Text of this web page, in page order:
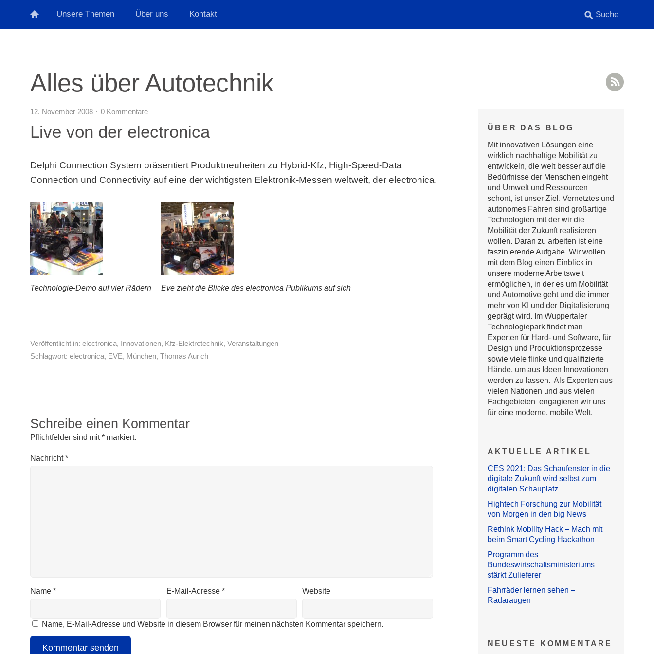
Unsere Themen Über uns Kontakt
Alles über Autotechnik
12. November 2008 0 Kommentare
Live von der electronica
Delphi Connection System präsentiert Produktneuheiten zu Hybrid-Kfz, High-Speed-Data
Connection und Connectivity auf eine der wichtigsten Elektronik-Messen weltweit, der electronica.
Technologie-Demo auf vier Rädern Eve zieht die Blicke des electronica Publikums auf sich
Veröffentlicht in: electronica, Innovationen, Kfz-Elektrotechnik, Veranstaltungen
Schlagwort: electronica, EVE, München, Thomas Aurich
Schreibe einen Kommentar
Pflichtfelder sind mit* markiert.
Nachricht*
Name * E-Mail-Adresse * Website
Name, E-Mail-Adresse und Website in diesem Browser für meinen nächsten Kommentar speichern.
ÜBER DAS BLOG
Mit innovativen Lösungen eine
wirklich nachhaltige Mobilität zu
entwickeln, die weit besser auf die
Bedürfnisse der Menschen eingeht
und Umwelt und Ressourcen
schont, ist unser Ziel. Vernetztes und
autonomes Fahren sind großartige
Technologien mit der wir die
Mobilität der Zukunft realisieren
wollen. Daran zu arbeiten ist eine
faszinierende Aufgabe. Wir wollen
mit dem Blog einen Einblick in
unsere moderne Arbeitswelt
ermöglichen, in der es um Mobilität
und Automotive geht und die immer
mehr von KI und der Digitalisierung
geprägt wird. Im Wuppertaler
Technologiepark findet man
Experten für Hard- und Software, für
Design und Produktionsprozesse
sowie viele flinke und qualifizierte
Hände, um aus Ideen Innovationen
werden zu lassen. Als Experten aus
vielen Nationen und aus vielen
Fachgebieten engagieren wir uns
für eine moderne, mobile Welt.
AKTUELLE ARTIKEL
CES 2021: Das Schaufenster in die
digitale Zukunft wird selbst zum
digitalen Schauplatz
Hightech Forschung zur Mobilität
von Morgen in den big News
Rethink Mobility Hack – Mach mit
beim Smart Cycling Hackathon
Programm des
Bundeswirtschaftsministeriums
stärkt Zulieferer
Fahrräder lernen sehen –
Radaraugen
NEUESTE KOMMENTARE